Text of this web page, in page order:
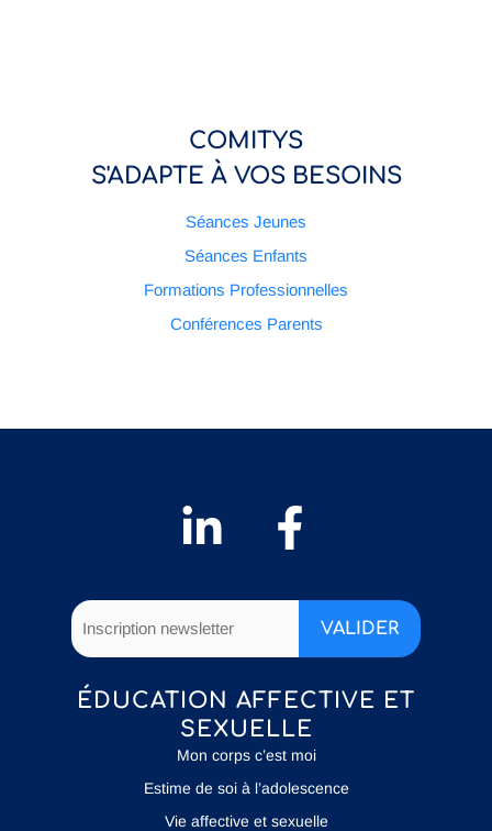
COMITYS
S'ADAPTE À VOS BESOINS
Séances Jeunes
Séances Enfants
Formations Professionnelles
Conférences Parents
ÉDUCATION AFFECTIVE ET
SEXUELLE
Mon corps c’est moi
Estime de soi à l’adolescence
Vie affective et sexuelle